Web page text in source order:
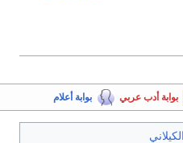
أدب عربي بوابة أعلام